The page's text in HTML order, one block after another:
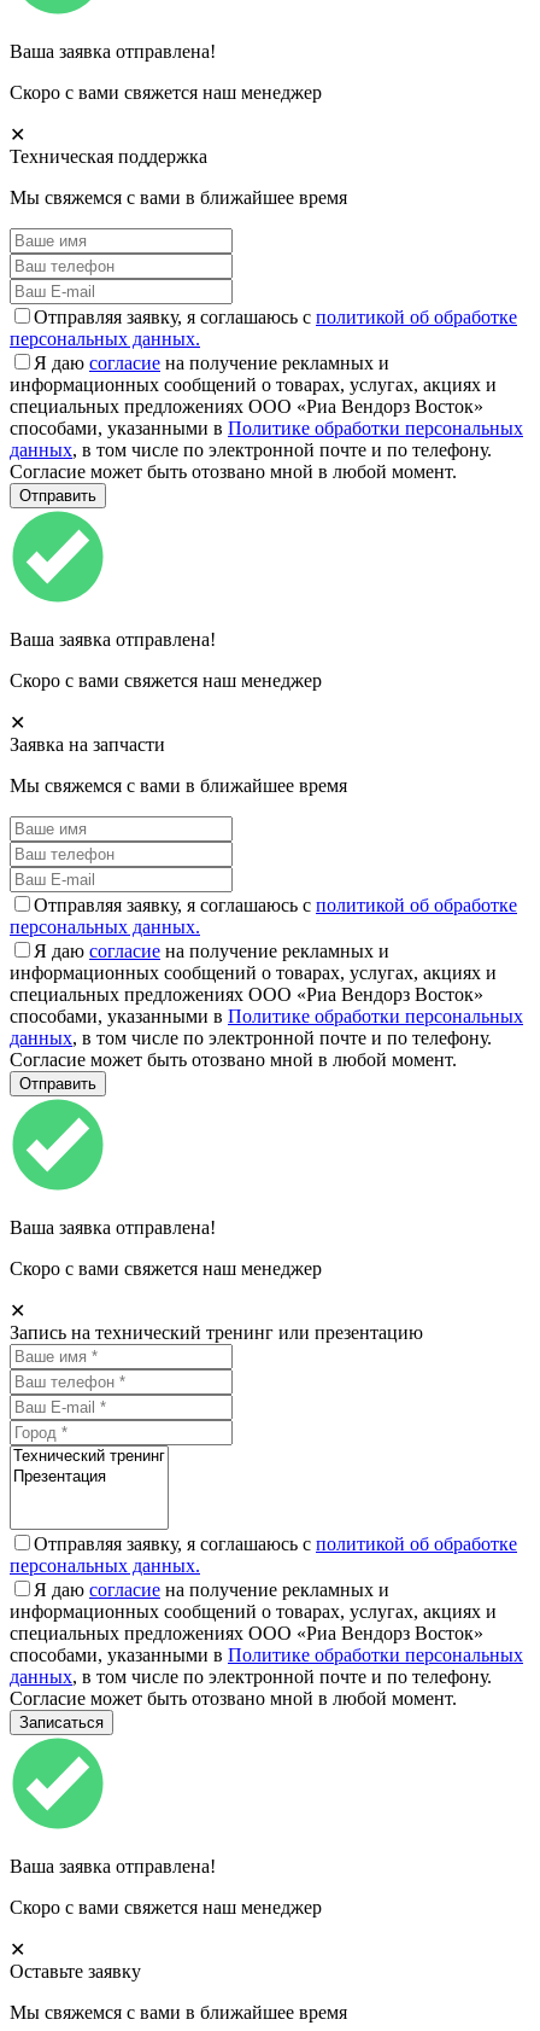
Ваша заявка отправлена!
Скоро с вами свяжется наш менеджер
✕
Техническая поддержка
Мы свяжемся с вами в ближайшее время
Отправляя заявку, я соглашаюсь с политикой об обработке
персональных данных.
Я даю согласие на получение рекламных и
информационных сообщений о товарах, услугах, акциях и
специальных предложениях ООО «Риа Вендорз Восток»
способами, указанными в Политике обработки персональных
данных, в том числе по электронной почте и по телефону.
Согласие может быть отозвано мной в любой момент.
Ваша заявка отправлена!
Скоро с вами свяжется наш менеджер
✕
Заявка на запчасти
Мы свяжемся с вами в ближайшее время
Отправляя заявку, я соглашаюсь с политикой об обработке
персональных данных.
Я даю согласие на получение рекламных и
информационных сообщений о товарах, услугах, акциях и
специальных предложениях ООО «Риа Вендорз Восток»
способами, указанными в Политике обработки персональных
данных, в том числе по электронной почте и по телефону.
Согласие может быть отозвано мной в любой момент.
Ваша заявка отправлена!
Скоро с вами свяжется наш менеджер
✕
Запись на технический тренинг или презентацию
Отправляя заявку, я соглашаюсь с политикой об обработке
персональных данных.
Я даю согласие на получение рекламных и
информационных сообщений о товарах, услугах, акциях и
специальных предложениях ООО «Риа Вендорз Восток»
способами, указанными в Политике обработки персональных
данных, в том числе по электронной почте и по телефону.
Согласие может быть отозвано мной в любой момент.
Ваша заявка отправлена!
Скоро с вами свяжется наш менеджер
✕
Оставьте заявку
Мы свяжемся с вами в ближайшее время